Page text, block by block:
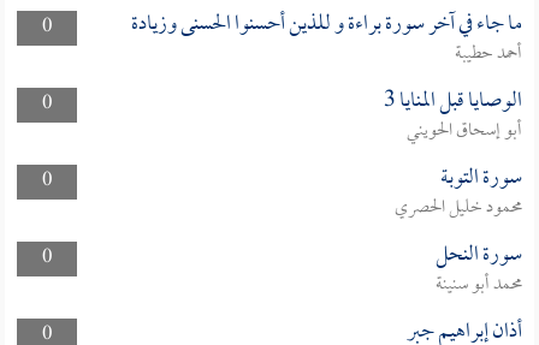
0 ما جاء في آخر سورة براءة و للذين أحسنوا الحسنى وزيادة
أحمد حطيبة
0
الوصايا قبل المنايا 3
أبو إسحاق الحويني
0
سورة التوبة
محمود خليل الحصري
0
سورة النحل
محمد أبو سنينة
0
أذان إبراهيم جبر